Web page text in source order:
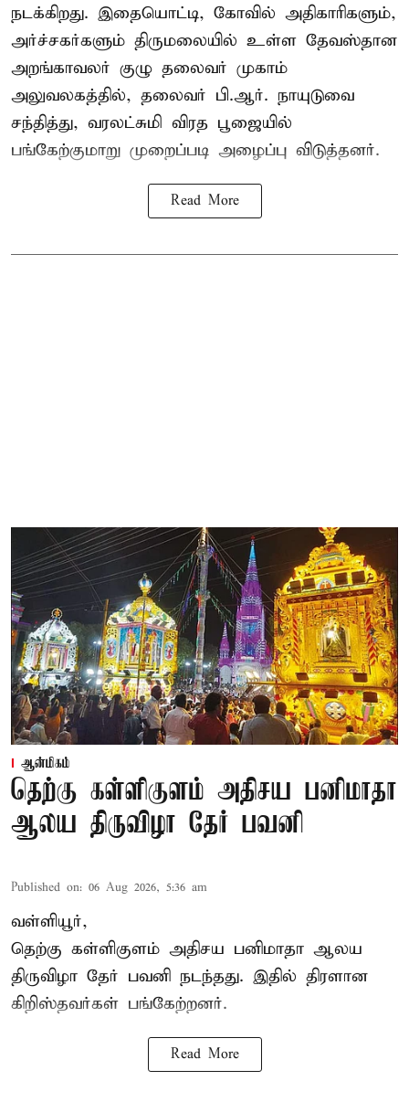
நடக்கிறது. இதையொட்டி, கோவில் அதிகாரிகளும்,
அர்ச்சகர்களும் திருமலையில் உள்ள தேவஸ்தான
அறங்காவலர் குழு தலைவர் முகாம்
அலுவலகத்தில், தலைவர் பி.ஆர். நாயுடுவை
சந்தித்து, வரலட்சுமி விரத பூஜையில்
பங்கேற்குமாறு முறைப்படி அழைப்பு விடுத்தனர்.
Read More
ஆன்மிகம்
தெற்கு கள்ளிகுளம் அதிசய பனிமாதா
ஆலய திருவிழா தேர் பவனி
Published on: 06 Aug 2026, 5:36 am
வள்ளியூர்,
தெற்கு கள்ளிகுளம் அதிசய பனிமாதா ஆலய
திருவிழா தேர் பவனி நடந்தது. இதில் திரளான
கிறிஸ்தவர்கள் பங்கேற்றனர்.
Read More